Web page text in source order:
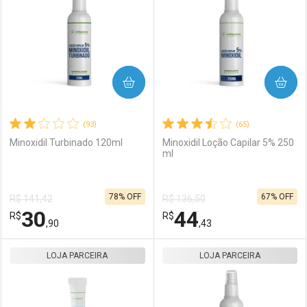
(93)
Minoxidil Turbinado 120ml
R$ 141,42
R$30,90
78% OFF
COMPRAR
Laboratório
Por Menos
(65)
Minoxidil Loção Capilar 5% 250
ml
R$ 136,50
R$44,43
67% OFF
COMPRAR
Laboratório
Por Menos
LOJA PARCEIRA LOJA PARCEIRA